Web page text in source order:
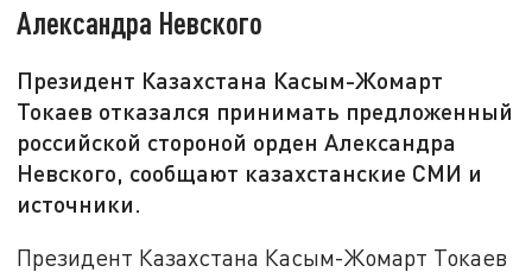
Александра Невского
Президент Казахстана Касым-Жомарт
Токаев отказался принимать предложенный
российской стороной орден Александра
Невского, сообщают казахстанские СМИ и
источники.
Президент Казахстана Касым-Жомарт Токаев